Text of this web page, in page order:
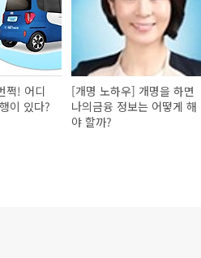
쩍! 어디
이 있다?
[개명 노하우] 개명을 하면
나의금융 정보는 어떻게 해
야 할까?